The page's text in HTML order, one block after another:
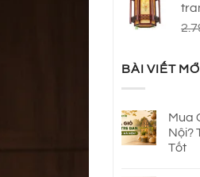
BÀI VIẾT
Mua
Nội?
Tốt